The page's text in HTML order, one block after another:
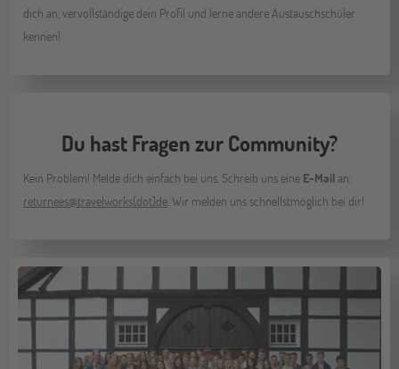
dich an, vervollständige dein Profil und lerne andere Austauschschüler
kennen!
Du hast Fragen zur Community?
Kein Problem! Melde dich einfach bei uns. Schreib uns eine E-Mailan:
returnees@travelworks(dot)de. Wir melden uns schnellstmöglich bei dir!